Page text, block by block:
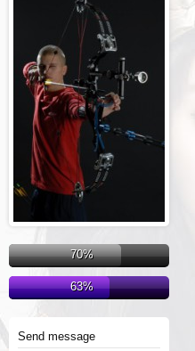
70%
63%
Send message